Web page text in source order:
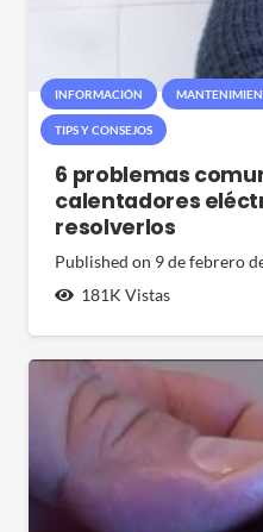
INFORMACIÓN
TIPS Y CONSEJOS
6 problemas
calentadores
resolverlos
Published on 9 de febrero
181K Vistas